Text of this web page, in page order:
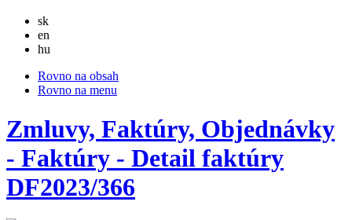
skSlovensky
en
hu
Rovno na obsah
Rovno na menu
Zmluvy, Faktúry, Objednávky
- Faktúry - Detail faktúry
DF2023/366